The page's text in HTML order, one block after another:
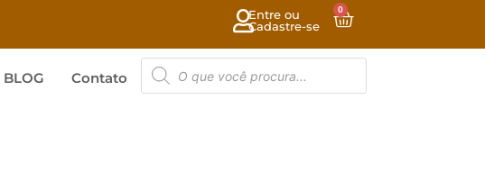
Entre ou
Cadastre-se
0
BLOG Contato